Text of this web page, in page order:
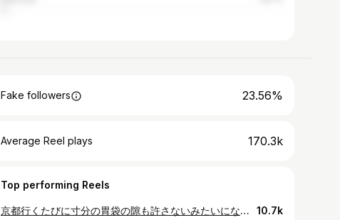
Fake followers 23.56%
Average Reel plays 170.3k
Top performing Reels
京都行くたびに寸分の胃袋の隙も許さないみたいになってしまう〜 時系列めちゃくちゃランダム記録 Food notes from Kyoto 1 @ototojet.menu 想像以上に小ぶりでその分色んな味の繊細な手毬寿司 嬉しいに決まっている 京都混んでる時期はおいしいお弁当手に入れてホテルの部屋で食べるの好き 2 3 @bouillon_kyoto 京都のことドーナツタウンだと思ってる節あるけどブイヨンのそれはドーナツ界の井上尚弥でした 4 珈琲ヤマグチ 喫茶店て夏の季語なんじゃないか 猛暑の日のアイスラテとシナモントースト あまりにもよい イルカになった 5 富小路 山岸 秋極まりました 圧巻です 6 7 @hoteldeogawa 入れるかはガチャだけど予約しなくていいシステムありがとう…… 8 @meton.kyoto サレ系のマドレーヌって何でこんなに魅力的なんだろうなあ プリンも理想的で惚れ惚れした 9 10 Culotte まるで修道院のような自習室のような そこにしかない世界を完璧に創り上げることが飲食店ならそのお手本のよう いつ来てなに食べても最高だけどこの日はイチゴのパイ まさかのホールなんだよ 小さなホール つまり焼きたてにナイフを入れた時のあの湯気を独り占めできる そんな幸福あって良いのか 11 12 @daidokoro_maa フォーも牛丼も締めに食べれて食いしんぼう歓喜 13 このお茶好きで京都から帰る時いつも買う 10.7k